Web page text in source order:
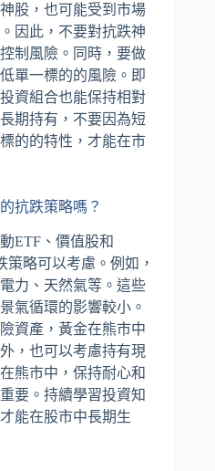
股，也可能受到市場
因此，不要對抗跌神
制風險。同時，要做
單一標的的風險。即
資組合也能保持相對
期持有，不要因為短
的的特性，才能在市
抗跌策略嗎？
ETF、價值股和
策略可以考慮。例如，
力、天然氣等。這些
氣循環的影響較小。
資產，黃金在熊市中
，也可以考慮持有現
熊市中，保持耐心和
要。持續學習投資知
能在股市中長期生